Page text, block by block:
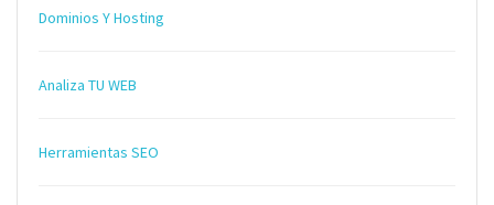
Dominios Y Hosting
Analiza TU WEB
Herramientas SEO